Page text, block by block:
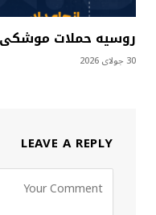
روسیه حملات موشکی
30 جولای 2026
LEAVE A REPLY